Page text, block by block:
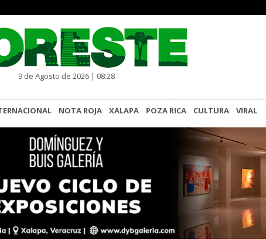
9 de Agosto de 2026 | 08:28
NOTA ROJA XALAPA POZA RICA CULTURA VIRAL